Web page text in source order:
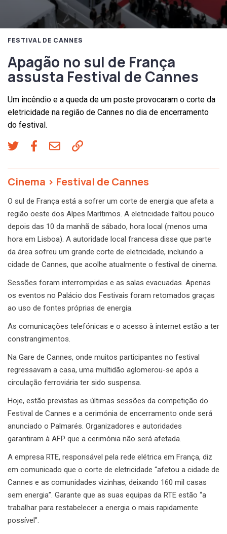
FESTIVAL DE CANNES
Apagão no sul de França
assusta Festival de Cannes
Um incêndio e a queda de um poste provocaram o corte da
eletricidade na região de Cannes no dia de encerramento
do festival.
Cinema > Festival de Cannes
O sul de França está a sofrer um corte de energia que afeta a
região oeste dos Alpes Marítimos. A eletricidade faltou pouco
depois das 10 da manhã de sábado, hora local (menos uma
hora em Lisboa). A autoridade local francesa disse que parte
da área sofreu um grande corte de eletricidade, incluindo a
cidade de Cannes, que acolhe atualmente o festival de cinema.
Sessões foram interrompidas e as salas evacuadas. Apenas
os eventos no Palácio dos Festivais foram retomados graças
ao uso de fontes próprias de energia.
As comunicações telefónicas e o acesso à internet estão a ter
constrangimentos.
Na Gare de Cannes, onde muitos participantes no festival
regressavam a casa, uma multidão aglomerou-se após a
circulação ferroviária ter sido suspensa.
Hoje, estão previstas as últimas sessões da competição do
Festival de Cannes e a cerimónia de encerramento onde será
anunciado o Palmarés. Organizadores e autoridades
garantiram à AFP que a cerimónia não será afetada.
A empresa RTE, responsável pela rede elétrica em França, diz
em comunicado que o corte de eletricidade “afetou a cidade de
Cannes e as comunidades vizinhas, deixando 160 mil casas
sem energia”. Garante que as suas equipas da RTE estão “a
trabalhar para restabelecer a energia o mais rapidamente
possível”.